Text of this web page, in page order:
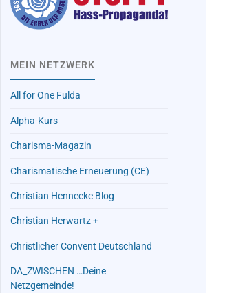
MEIN NETZWERK
All for One Fulda
Alpha-Kurs
Charisma-Magazin
Charismatische Erneuerung (CE)
Christian Hennecke Blog
Christian Herwartz +
Christlicher Convent Deutschland
DA_ZWISCHEN …Deine
Netzgemeinde!